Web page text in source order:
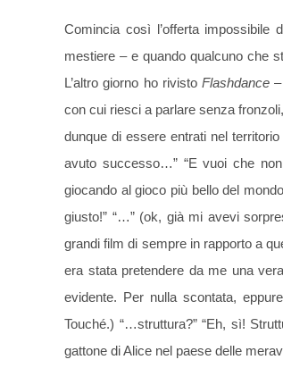
Comincia così l’offerta
mestiere – e quando qualcuno che
L’altro giorno ho rivisto Flashdance
con cui riesci a parlare senza
dunque di essere entrati nel
avuto successo…” “E vuoi che
giocando al gioco più bello del
giusto!” “…” (ok, già mi avevi
grandi film di sempre in rapporto a
era stata pretendere da me una
evidente. Per nulla scontata,
Touché.) “…struttura?” “Eh, sì!
gattone di Alice nel paese delle